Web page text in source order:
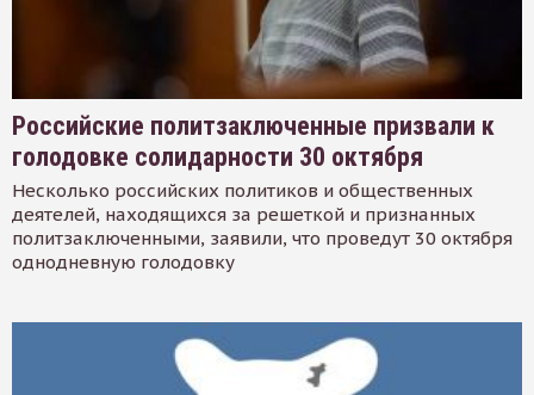
Российские политзаключенные призвали к
голодовке солидарности 30 октября
Несколько российских политиков и общественных
деятелей, находящихся за решеткой и признанных
политзаключенными, заявили, что проведут 30 октября
однодневную голодовку